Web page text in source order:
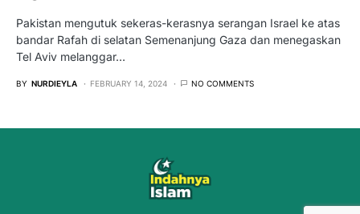
Pakistan mengutuk sekeras-kerasnya serangan Israel ke atas
bandar Rafah di selatan Semenanjung Gaza dan menegaskan
Tel Aviv melanggar…
BY NURDIEYLA FEBRUARY 14, 2024 NO COMMENTS